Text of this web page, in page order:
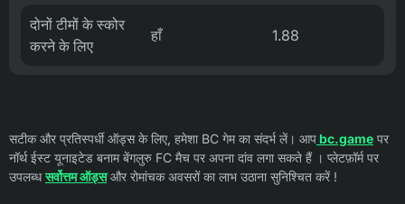
दोनों टीमों के स्कोर
करने के लिए
हाँ 1.88
सटीक और प्रतिस्पर्धी ऑड्स के लिए, हमेशा BC गेम का संदर्भ लें। आपbc.game पर
नॉर्थ ईस्ट यूनाइटेड बनाम बेंगलुरु FC मैच पर अपना दांव लगा सकते हैं । प्लेटफ़ॉर्म पर
उपलब्धसर्वोत्तम ऑड्सऔर रोमांचक अवसरों का लाभ उठाना सुनिश्चित करें !